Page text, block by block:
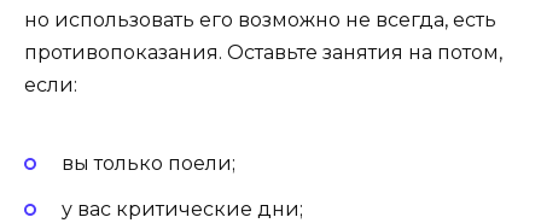
но использовать его возможно не всегда, есть
противопоказания. Оставьте занятия на потом,
если:
вы только поели;
у вас критические дни;